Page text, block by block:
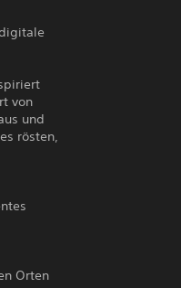
von
und
rösten,
Orten